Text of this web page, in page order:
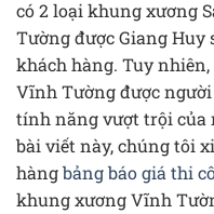
có 2 loại khung xương
Tường được Giang Huy
khách hàng. Tuy
Vĩnh Tường được
tính năng vượt trội của
bài viết này, chúng tôi
hàngbảng báo giá thi
khung xương Vĩnh